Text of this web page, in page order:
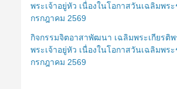
พระเจ้าอยู่หัว เนื่องในโอกาสวันเฉลิมพร
กรกฎาคม 2569
กิจกรรมจิตอาสาพัฒนา เฉลิมพระเกียรติพ
พระเจ้าอยู่หัว เนื่องในโอกาสวันเฉลิมพร
กรกฎาคม 2569